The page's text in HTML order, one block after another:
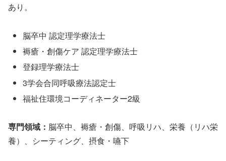
あり。
脳卒中 認定理学療法士
褥瘡・創傷ケア 認定理学療法士
登録理学療法士
3学会合同呼吸療法認定士
福祉住環境コーディネーター2級
専門領域： 脳卒中、褥瘡・創傷、呼吸リハ、栄養（リハ栄
養）、シーティング、摂食・嚥下